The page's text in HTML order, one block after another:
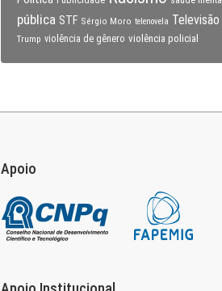
pública STF Sérgio Moro telenovela Televisão
Trump violência de gênero violência policial
Apoio